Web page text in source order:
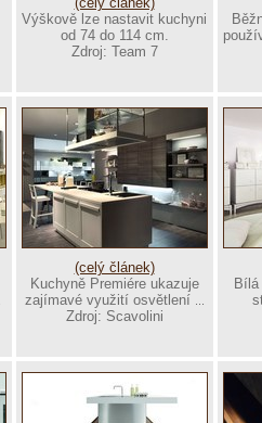
Výškově lze nastavit kuchyni
od 74 do 114 cm.
Zdroj: Team 7
(celý článek)
Kuchyně Premiére ukazuje
zajímavé využití osvětlení
Zdroj: Scavolini